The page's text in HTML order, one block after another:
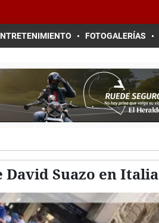
FOTOGALERÍAS
David Suazo en Italia